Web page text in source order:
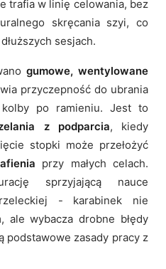
trafia w linię celowania, bez
skręcania szyi, co
sesjach.
gumowe, wentylowane
przyczepność do ubrania
po ramieniu. Jest to
z podparcia, kiedy
stopki może przełożyć
przy małych celach.
sprzyjającą nauce
- karabinek nie
ale wybacza drobne błędy
podstawowe zasady pracy z